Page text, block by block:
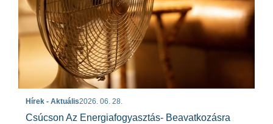
Hírek - Aktuális2026. 06. 28.
Csúcson Az Energiafogyasztás- Beavatkozásra